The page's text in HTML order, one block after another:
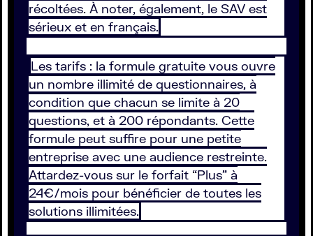
récoltées. À noter, également, le SAV est
sérieux et en français.
Les tarifs : la formule gratuite vous ouvre
un nombre illimité de questionnaires, à
condition que chacun se limite à 20
questions, et à 200 répondants. Cette
formule peut suffire pour une petite
entreprise avec une audience restreinte.
Attardez-vous sur le forfait “Plus” à
24€/mois pour bénéficier de toutes les
solutions illimitées.